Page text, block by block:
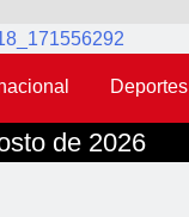
Deportes
de 2026